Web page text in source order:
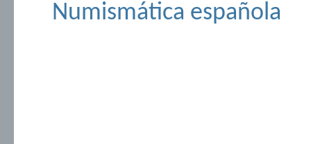
Numismática española